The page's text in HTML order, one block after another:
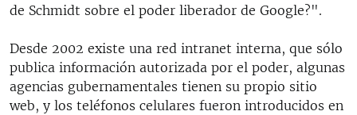
de Schmidt sobre el poder liberador de Google?".
Desde 2002 existe una red intranet interna, que sólo
publica información autorizada por el poder, algunas
agencias gubernamentales tienen su propio sitio
web, y los teléfonos celulares fueron introducidos en